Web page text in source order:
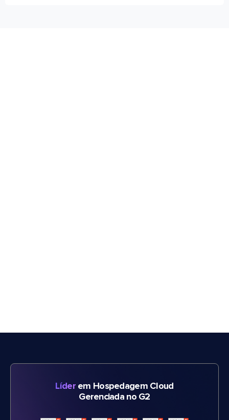
Líderem Hospedagem Cloud
Gerenciada no G2